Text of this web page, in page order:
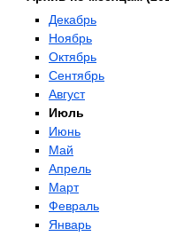
Декабрь
Ноябрь
Октябрь
Сентябрь
Август
Июль
Июнь
Май
Апрель
Март
Февраль
Январь